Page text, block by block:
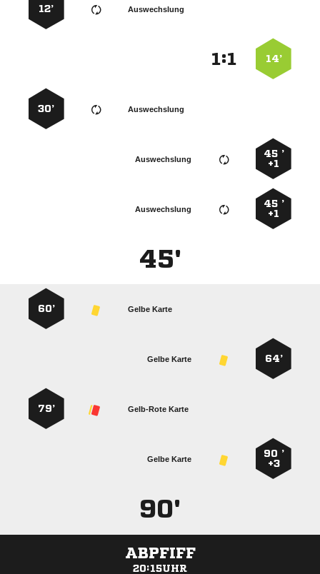
Auswechslung
12’
14’
:
Auswechslung
30’
45 ’
+1
Auswechslung
45 ’
+1
Auswechslung
45'
Gelbe Karte
60’
64’
Gelbe Karte
Gelb-Rote Karte
79’
90 ’
+3
Gelbe Karte
90'
ABPFIFF
20:15UHR